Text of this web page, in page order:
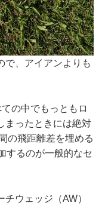
で、アイアンよりも
の中でもっともロ
まったときには絶対
の飛距離差を埋める
するのが一般的なセ
ウェッジ（AW）